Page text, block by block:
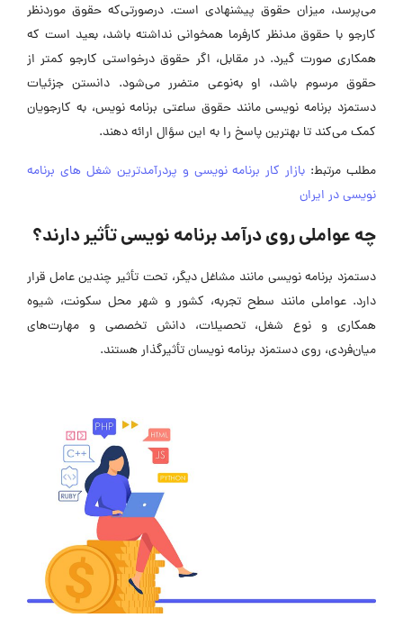
می‌پرسد، میزان حقوق پیشنهادی است. درصورتی‌که حقوق موردنظر
کارجو با حقوق مدنظر کارفرما همخوانی نداشته باشد، بعید است که
همکاری صورت گیرد. در مقابل، اگر حقوق درخواستی کارجو کمتر از
حقوق مرسوم باشد، او به‌نوعی متضرر می‌شود. دانستن جزئیات
دستمزد برنامه‌ نویسی مانند حقوق ساعتی برنامه نویس، به کارجویان
کمک می‌کند تا بهترین پاسخ را به این سؤال ارائه دهند.
مطلب مرتبط: بازار کار برنامه نویسی و پردرآمدترین شغل های برنامه
نویسی در ایران
چه عواملی روی درآمد برنامه‌ نویسی تأثیر دارند؟
دستمزد برنامه‌ نویسی مانند مشاغل دیگر، تحت تأثیر چندین عامل قرار
دارد. عواملی مانند سطح تجربه، کشور و شهر محل سکونت، شیوه
همکاری و نوع شغل، تحصیلات، دانش تخصصی و مهارت‌های
میان‌فردی، روی دستمزد برنامه نویسان تأثیرگذار هستند.